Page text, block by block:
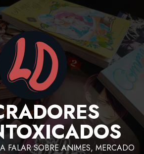
FALAR SOBRE ANIMES, MERCADO